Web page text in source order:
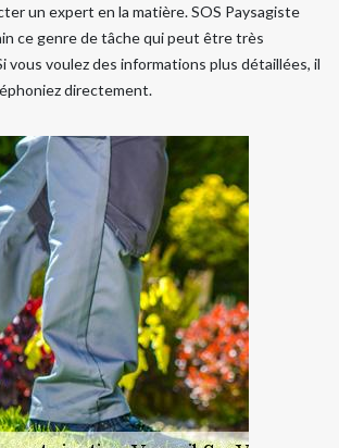
un expert en la matière. SOS Paysagiste
ce genre de tâche qui peut être très
vous voulez des informations plus détaillées, il
directement.